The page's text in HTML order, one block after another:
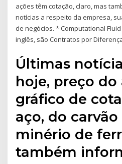
ações têm cotação, claro, mas
notícias a respeito da empresa,
de negócios. * Computational
inglês, são Contratos por
Últimas
hoje, preço
gráfico de
aço, do carvão
minério de
também